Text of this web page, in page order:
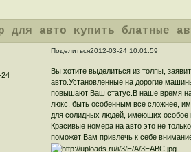
для авто купить блатные
Поделиться2012-03-24 10:01:59
24
Вы хотите выделиться из толпы,
авто.Установленные на дорогие
повышают Ваш статус.В наше время на
люкс, быть особенным все сложнее,
для солидных людей, имеющих особое
Красивые номера на авто это не
поможет Вам привлечь к себе